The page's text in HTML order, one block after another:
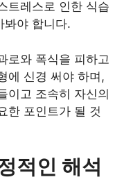
트레스로 인한 식습
봐야 합니다.
로와 폭식을 피하고
에 신경 써야 하며,
이고 조속히 자신의
한 포인트가 될 것
적인 해석